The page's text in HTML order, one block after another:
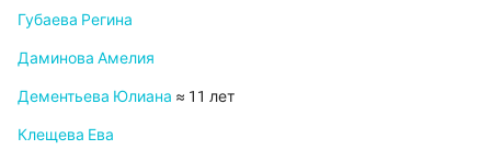
Губаева Регина
Даминова Амелия
Дементьева Юлиана ≈ 11 лет
Клещева Ева